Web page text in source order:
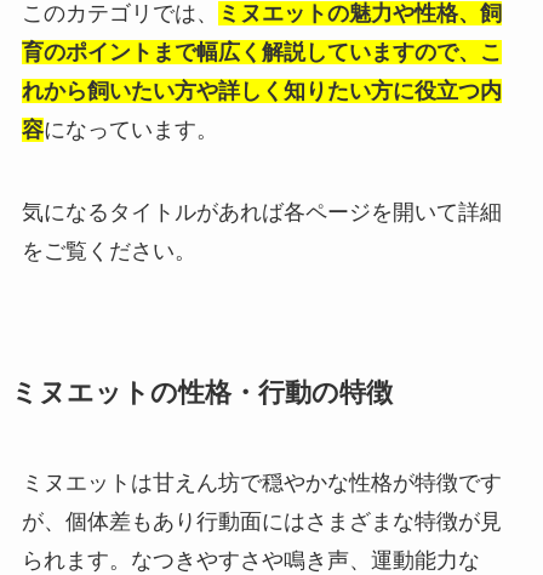
このカテゴリでは、
ミヌエットの魅力や性格、飼
育のポイントまで幅広く解説していますので、こ
れから飼いたい方や詳しく知りたい方に役立つ内
容になっています。
気になるタイトルがあれば各ページを開いて詳細
をご覧ください。
ミヌエットの性格・行動の特徴
ミヌエットは甘えん坊で穏やかな性格が特徴です
が、個体差もあり行動面にはさまざまな特徴が見
られます。なつきやすさや鳴き声、運動能力な